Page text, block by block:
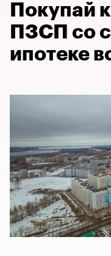
Покупай
ПЗСП со
ипотеке